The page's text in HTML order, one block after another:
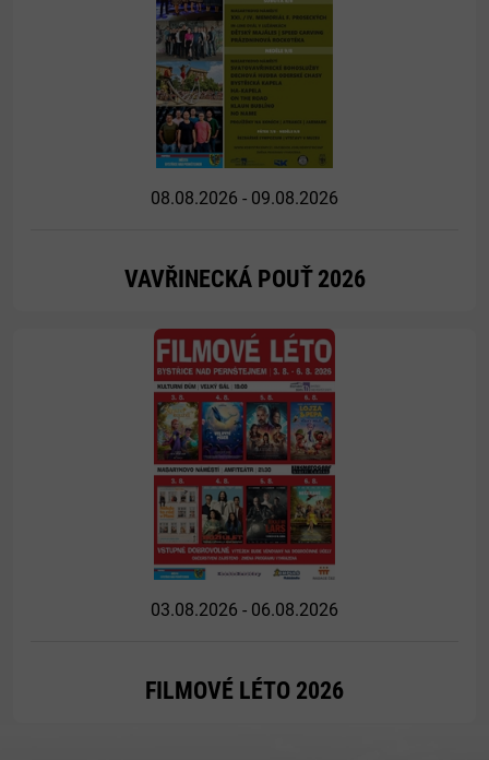
08.08.2026 - 09.08.2026
VAVŘINECKÁ POUŤ 2026
03.08.2026 - 06.08.2026
FILMOVÉ LÉTO 2026
Více